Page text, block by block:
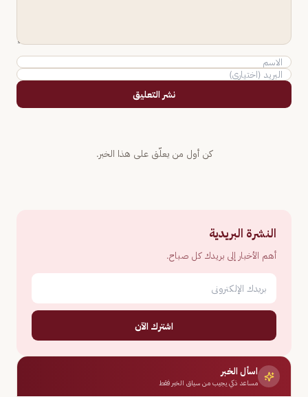
نشر التعليق
كن أول من يعلّق على هذا الخبر.
النشرة البريدية
أهم الأخبار إلى بريدك كل صباح.
اشترك الآن
اسأل الخبر
مساعد ذكي يجيب من سياق الخبر فقط